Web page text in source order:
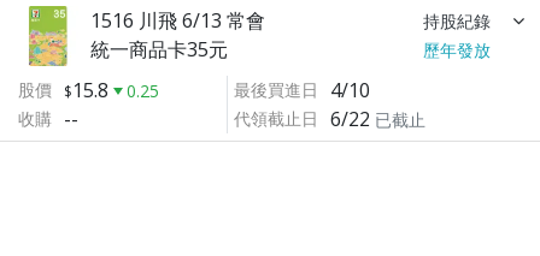
1516 川飛 6/13 常會 持股紀錄
統一商品卡35元
歷年發放
股價
15.8
0.25
收購 --
最後買進日 4/10
代領截止日 6/22 已截止